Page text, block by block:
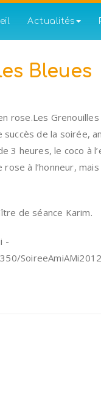
Actualités
Bleues
rose.Les
de la soirée,
heures, le coco à
à l’honneur,
de séance Karim.
-